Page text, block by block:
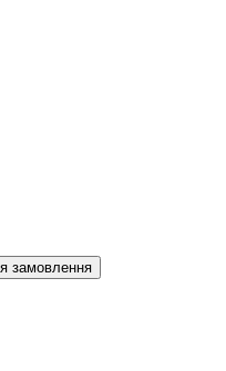
замовлення